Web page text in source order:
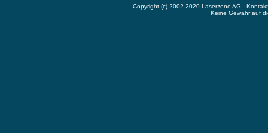
Copyright (c) 2002-2020 Laserzone AG -
Keine Gewähr auf